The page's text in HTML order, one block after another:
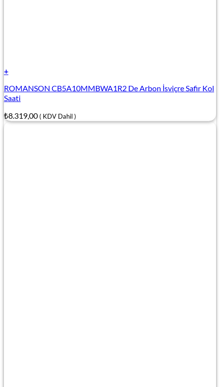
+
ROMANSON CB5A10MMBWA1R2 De Arbon İsviçre Safir Kol
Saati
₺8.319,00( KDV Dahil )